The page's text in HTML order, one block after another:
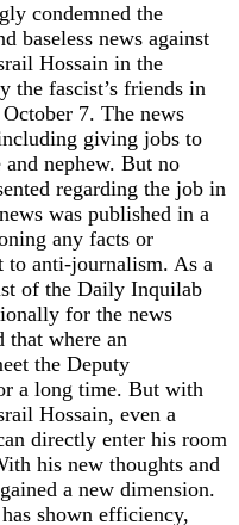
condemned the
baseless news against
Hossain in the
the fascist’s friends in
7. The news
giving jobs to
nephew. But no
regarding the job in
was published in a
any facts or
to anti-journalism. As a
of the Daily Inquilab
for the news
that where an
the Deputy
a long time. But with
Hossain, even a
directly enter his room
his new thoughts and
a new dimension.
shown efficiency,